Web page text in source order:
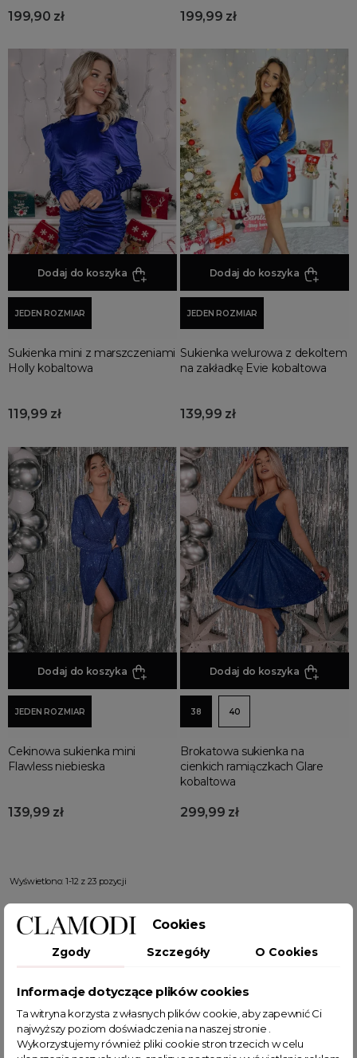
199,90 zł 199,99 zł
Dodaj do koszyka
JEDEN ROZMIAR
Sukienka mini z marszczeniami
Holly kobaltowa
119,99 zł
Dodaj do koszyka
JEDEN ROZMIAR
Sukienka welurowa z dekoltem
na zakładkę Evie kobaltowa
139,99 zł
Dodaj do koszyka
JEDEN ROZMIAR
Cekinowa sukienka mini
Flawless niebieska
139,99 zł
Dodaj do koszyka
38 40
Brokatowa sukienka na
cienkich ramiączkach Glare
kobaltowa
299,99 zł
Wyświetlono: 1-12 z 23 pozycji
1 2
sukienkę?
Niebieska sukienkato symbol klasy i świeżości. Kolor
niebieski kojarzy się ze spokojem i elegancją, co czyni
Cookies
Zgody Szczegóły O Cookies
Informacje dotyczące plików cookies
Ta witryna korzysta z własnych plików cookie, aby zapewnić Ci
najwyższy poziom doświadczenia na naszej stronie .
Wykorzystujemy również pliki cookie stron trzecich w celu